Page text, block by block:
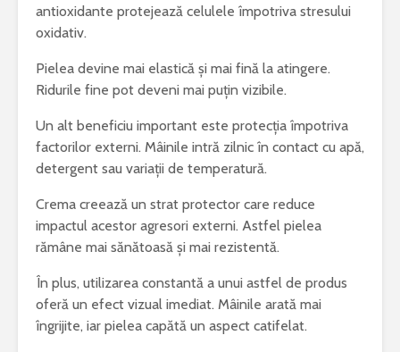
antioxidante protejează celulele împotriva stresului
oxidativ.
Pielea devine mai elastică și mai fină la atingere.
Ridurile fine pot deveni mai puțin vizibile.
Un alt beneficiu important este protecția împotriva
factorilor externi. Mâinile intră zilnic în contact cu apă,
detergent sau variații de temperatură.
Crema creează un strat protector care reduce
impactul acestor agresori externi. Astfel pielea
rămâne mai sănătoasă și mai rezistentă.
În plus, utilizarea constantă a unui astfel de produs
oferă un efect vizual imediat. Mâinile arată mai
îngrijite, iar pielea capătă un aspect catifelat.